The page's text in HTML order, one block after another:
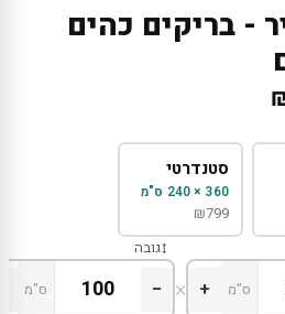
- בריקים כהים
סטנדרטי
360 × 240 ס"מ
₪799
ס"מ +
×
גובה
− ס"מ